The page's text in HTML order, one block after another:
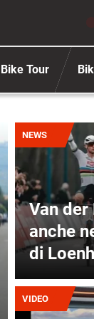
Bike Tour
Immagine
NEWS
Van der
anche
di
Immagine
VIDEO